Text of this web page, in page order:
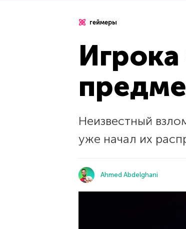
геймеры
Неизвестный
уже начал их
Ahmed Abdelghani